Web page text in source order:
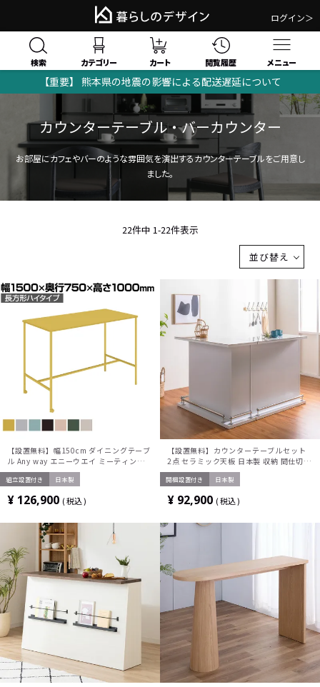
ログイン＞
検索 カテゴリー カート 閲覧履歴 メニュー
【重要】 熊本県の地震の影響による配送遅延について
カウンターテーブル・バーカウンター
お部屋にカフェやバーのような雰囲気を演出するカウンターテーブルをご用意し
ました。
並び替え
22件中 1-22件表示
【設置無料】幅150cm ダイニングテーブ
ル Any way エニーウエイ ミーティングテ
ーブル 角形ハイタイプ TAN-MK1507H1
コクヨ
組立設置付き 日本製
¥ 126,900 税込
【設置無料】カウンターテーブルセット
2点 セラミック天板 日本製 収納 間仕切り
L字カウンター おしゃれ シンプルモダン
(幅100cm バーカウンター×1 幅120cm
開梱設置付き 日本製
¥ 92,900 税込